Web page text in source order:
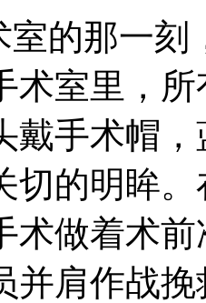
室的那一刻
术室里，
戴手术帽
切的明眸
术做着术
并肩作战